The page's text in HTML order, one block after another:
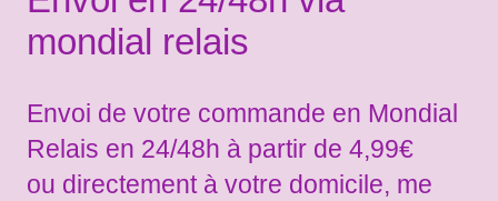
mondial relais
Envoi de votre commande en Mondial
Relais en 24/48h à partir de 4,99€
ou directement à votre domicile, me